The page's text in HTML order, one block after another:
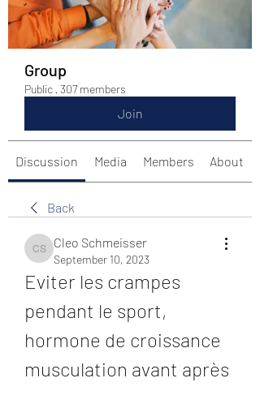
Group
Public · 307 members
Join
Discussion Media Members About
Back
Cleo Schmeisser
Cleo Schmeisser
September 10, 2023
Eviter les crampes
pendant le sport,
hormone de croissance
musculation avant après